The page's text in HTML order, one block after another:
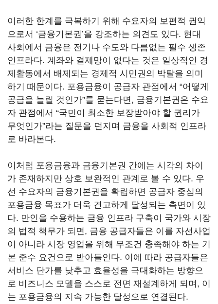
이러한 한계를 극복하기 위해 수요자의 보편적 권익
으로서 ‘금융기본권’을 강조하는 의견도 있다. 현대
사회에서 금융은 전기나 수도와 다름없는 필수 생존
인프라다. 계좌와 결제망이 없다는 것은 일상적인 경
제활동에서 배제되는 경제적 시민권의 박탈을 의미
하기 때문이다. 포용금융이 공급자 관점에서 “어떻게
공급을 늘릴 것인가”를 묻는다면, 금융기본권은 수요
자 관점에서 “국민이 최소한 보장받아야 할 권리가
무엇인가”라는 질문을 던지며 금융을 사회적 인프라
로 바라본다.
이처럼 포용금융과 금융기본권 간에는 시각의 차이
가 존재하지만 상호 보완적인 관계로 볼 수 있다. 우
선 수요자의 금융기본권을 확립하면 공급자 중심의
포용금융 목표가 더욱 견고하게 달성되는 측면이 있
다. 만인을 수용하는 금융 인프라 구축이 국가와 시장
의 법적 책무가 되면, 금융 공급자들은 이를 자선사업
이 아니라 시장 영업을 위해 무조건 충족해야 하는 기
본 준수 요건으로 받아들인다. 이에 따라 공급자들은
서비스 단가를 낮추고 효율성을 극대화하는 방향으
로 비즈니스 모델을 스스로 전면 재설계하게 되며, 이
는 포용금융의 지속 가능한 달성으로 연결된다.